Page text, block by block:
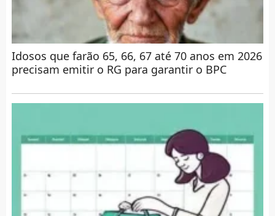
Idosos que farão 65, 66, 67 até 70 anos em 2026
precisam emitir o RG para garantir o BPC